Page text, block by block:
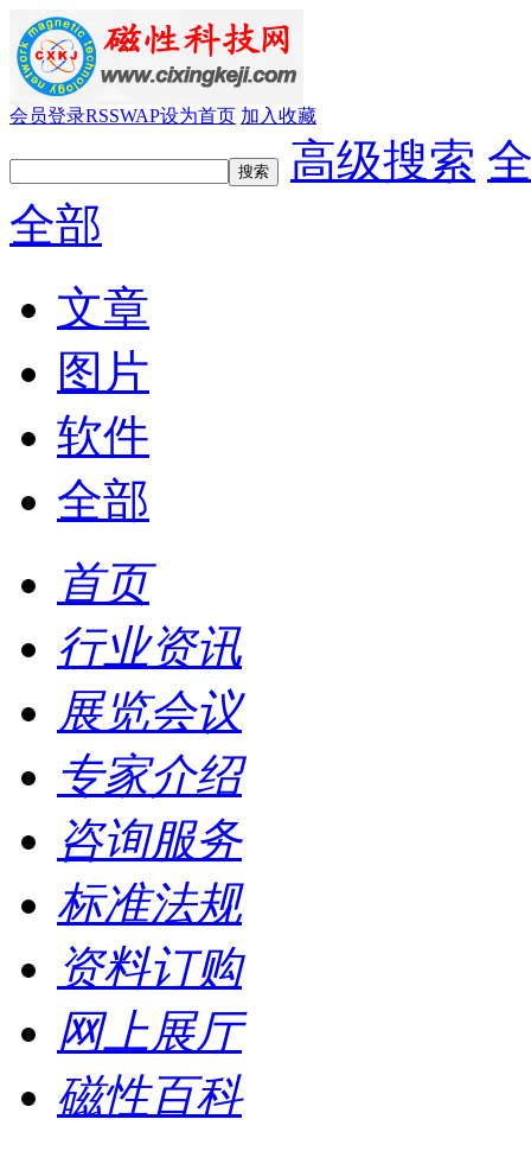
会员登录RSSWAP设为首页 加入收藏
高级搜索
全部
文章
图片
软件
全部
首页
行业资讯
展览会议
专家介绍
咨询服务
标准法规
资料订购
网上展厅
磁性百科